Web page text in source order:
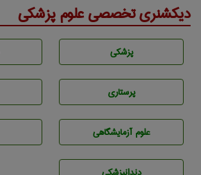
دیکشنری تخصصی علوم پزشکی
پزشكی
پرستاری
علوم آزمايشگاهی